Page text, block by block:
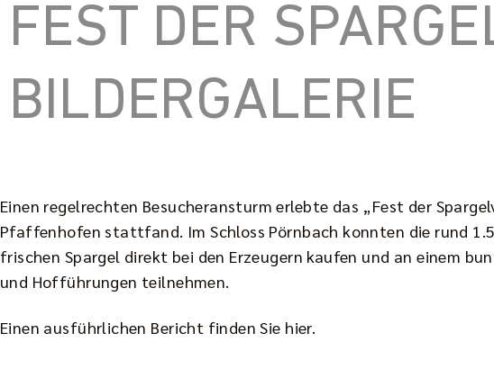
FEST DER
BILDERGALERIE
Einen regelrechten Besucheransturm erlebte das „Fest der
Pfaffenhofen stattfand. Im Schloss Pörnbach konnten die rund
frischen Spargel direkt bei den Erzeugern kaufen und an einem
und Hofführungen teilnehmen.
Einen ausführlichen Bericht finden Sie hier.